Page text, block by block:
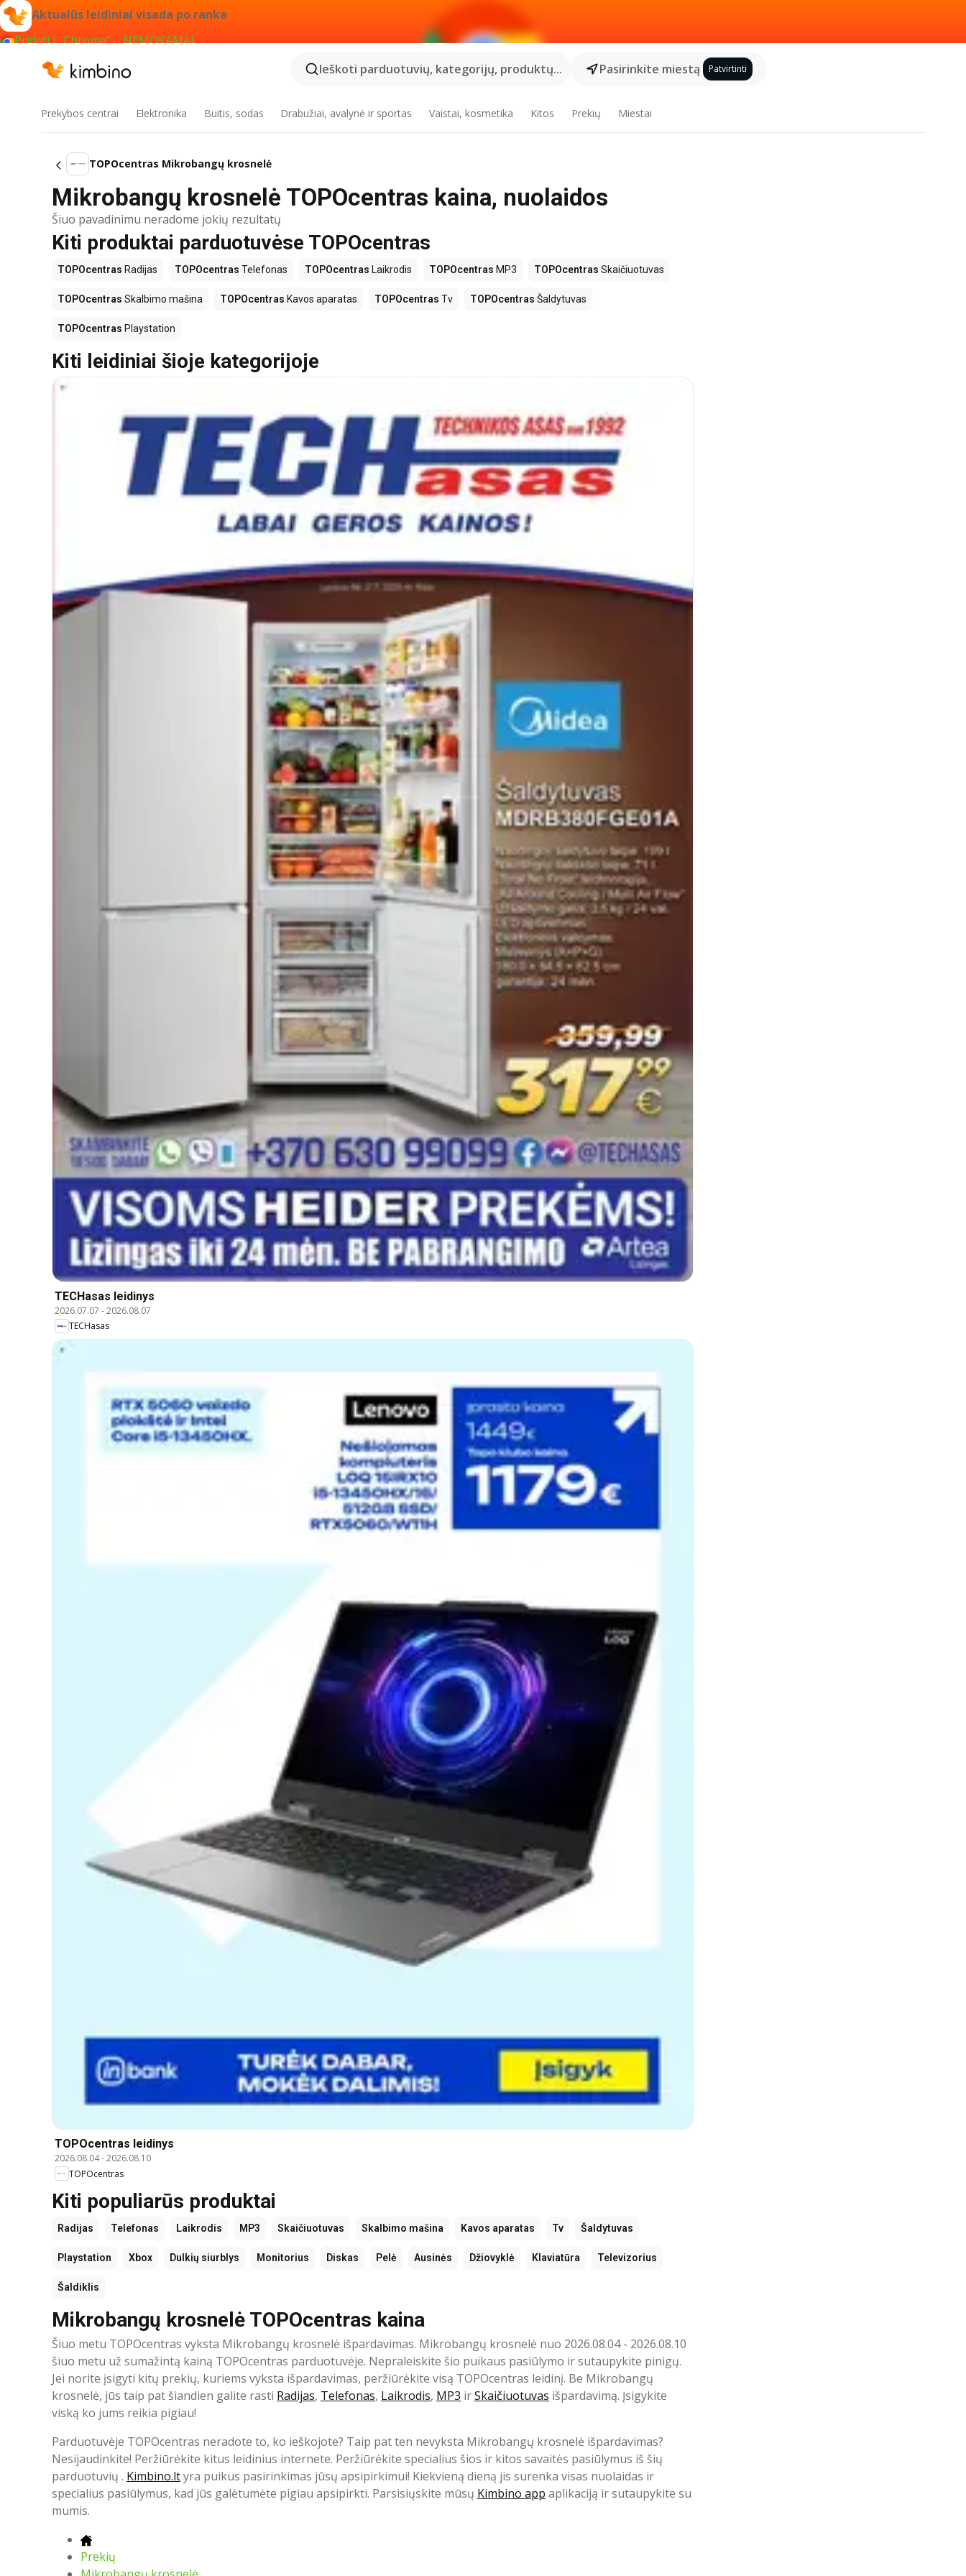
Aktualūs leidiniai visada po ranka
Pridėti į „Chrome“ – NEMOKAMAI
Ieškoti parduotuvių, kategorijų, produktų...
Pasirinkite miestą Patvirtinti
Prekybos centrai Elektronika Buitis, sodas Drabužiai, avalynė ir sportas Vaistai, kosmetika Kitos Prekių Miestai
TOPOcentras Mikrobangų krosnelė
Mikrobangų krosnelė TOPOcentras kaina, nuolaidos
Šiuo pavadinimu neradome jokių rezultatų
Kiti produktai parduotuvėse TOPOcentras
TOPOcentras Radijas TOPOcentras Telefonas TOPOcentras Laikrodis TOPOcentras MP3 TOPOcentras Skaičiuotuvas
TOPOcentras Skalbimo mašina TOPOcentras Kavos aparatas TOPOcentras Tv TOPOcentras Šaldytuvas
TOPOcentras Playstation
Kiti leidiniai šioje kategorijoje
TECHasas leidinys
2026.07.07 -2026.08.07
TECHasas
TOPOcentras leidinys
2026.08.04-2026.08.10
TOPOcentras
Kiti populiarūs produktai
Radijas Telefonas Laikrodis MP3 Skaičiuotuvas Skalbimo mašina Kavos aparatas Tv Šaldytuvas
Playstation Xbox Dulkių siurblys Monitorius Diskas Pelė Ausinės Džiovyklė Klaviatūra Televizorius
Šaldiklis
Mikrobangų krosnelė TOPOcentras kaina
Šiuo metu TOPOcentras vyksta Mikrobangų krosnelė išpardavimas. Mikrobangų krosnelė nuo 2026.08.04 - 2026.08.10
šiuo metu už sumažintą kainą TOPOcentras parduotuvėje. Nepraleiskite šio puikaus pasiūlymo ir sutaupykite pinigų.
Jei norite įsigyti kitų prekių, kuriems vyksta išpardavimas, peržiūrėkite visą TOPOcentras leidinį. Be Mikrobangų
krosnelė, jūs taip pat šiandien galite rasti Radijas, Telefonas, Laikrodis, MP3 irSkaičiuotuvas išpardavimą. Įsigykite
viską ko jums reikia pigiau!
Parduotuvėje TOPOcentras neradote to, ko ieškojote? Taip pat ten nevyksta Mikrobangų krosnelė išpardavimas?
Nesijaudinkite! Peržiūrėkite kitus leidinius internete. Peržiūrėkite specialius šios ir kitos savaitės pasiūlymus iš šių
parduotuvių . Kimbino.ltyra puikus pasirinkimas jūsų apsipirkimui! Kiekvieną dieną jis surenka visas nuolaidas ir
specialius pasiūlymus, kad jūs galėtumėte pigiau apsipirkti. Parsisiųskite mūsų Kimbino app aplikaciją ir sutaupykite su
mumis.
Prekių